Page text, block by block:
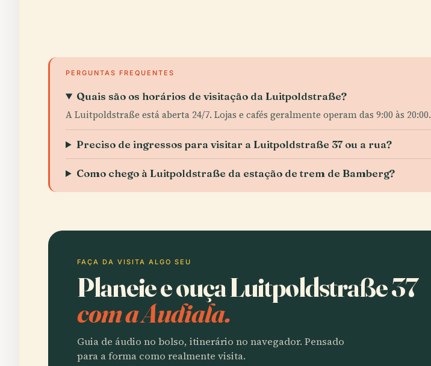
PERGUNTAS FREQUENTES
Quais são os horários de visitação da Luitpoldstraße?
A Luitpoldstraße está aberta 24/7. Lojas e cafés geralmente operam das 9:00 às 20:00.
Preciso de ingressos para visitar a Luitpoldstraße 37 ou a rua?
Como chego à Luitpoldstraße da estação de trem de Bamberg?
FAÇA DA VISITA ALGO SEU
Planeie e ouça Luitpoldstraße 37
com a Audiala.
Guia de áudio no bolso, itinerário no navegador. Pensado
para a forma como realmente visita.